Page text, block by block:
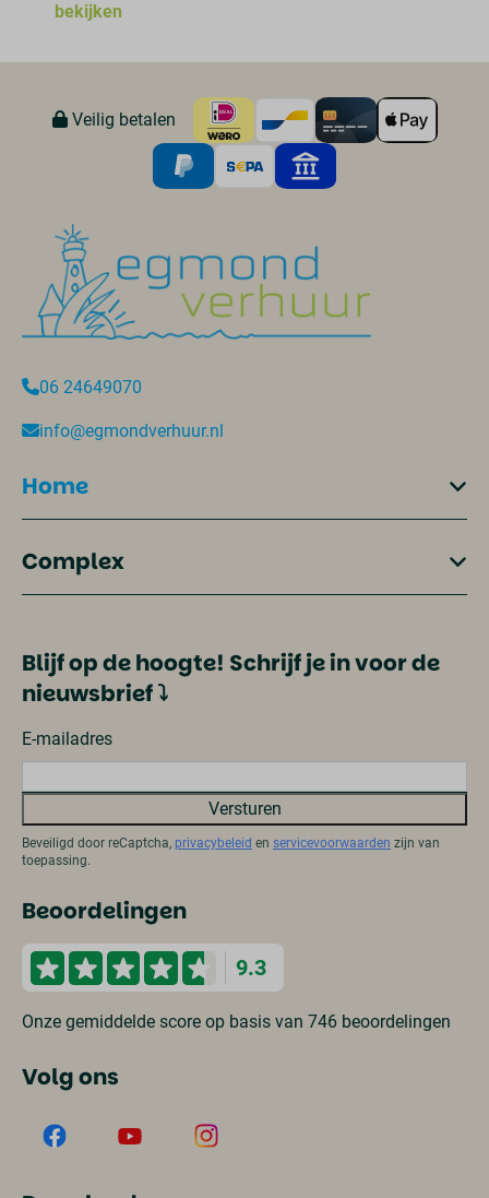
bekijken
Veilig betalen
06 24649070
info@egmondverhuur.nl
Home
Complex
Blijf op de hoogte! Schrijf je in voor de
nieuwsbrief ⤵
E-mailadres
Versturen
Beveiligd door reCaptcha, privacybeleid en servicevoorwaarden zijn van
toepassing.
Beoordelingen
9.3
Onze gemiddelde score op basis van 746 beoordelingen
Volg ons